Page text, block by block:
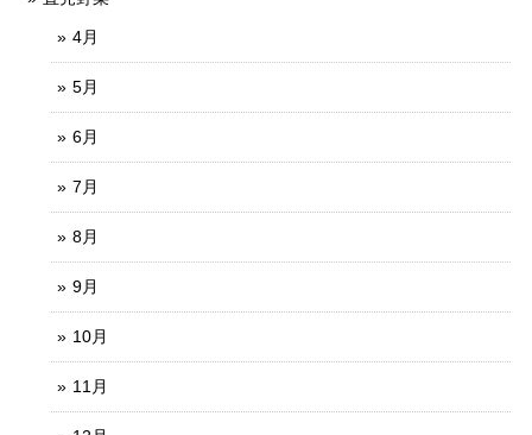
4月
5月
6月
7月
8月
9月
10月
11月